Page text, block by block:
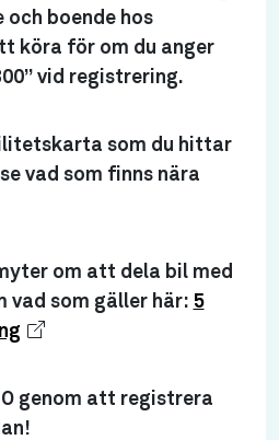
och boende hos
köra för om du anger
vid registrering.
som du hittar
vad som finns nära
om att dela bil med
vad som gäller här: 5
genom att registrera